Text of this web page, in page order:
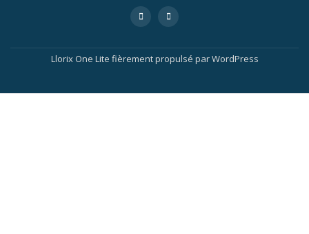
Llorix One Lite fièrement propulsé parWordPress